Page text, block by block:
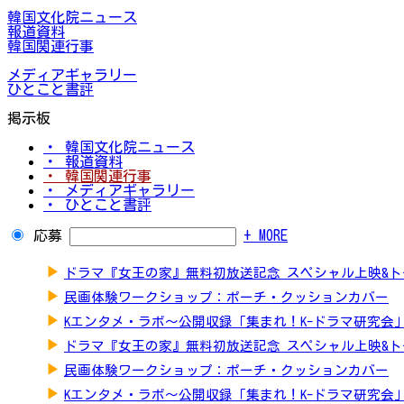
韓国文化院ニュース
報道資料
韓国関連行事
メディアギャラリー
ひとこと書評
掲示板
・ 韓国文化院ニュース
・ 報道資料
・ 韓国関連行事
・ メディアギャラリー
・ ひとこと書評
応募 + MORE
▶ ドラマ『女王の家』無料初放送記念 スペシャル上映&
▶ 民画体験ワークショップ：ポーチ・クッションカバー
▶ Kエンタメ・ラボ～公開収録「集まれ！K-ドラマ研究会」
▶ ドラマ『女王の家』無料初放送記念 スペシャル上映&
▶ 民画体験ワークショップ：ポーチ・クッションカバー
▶ Kエンタメ・ラボ～公開収録「集まれ！K-ドラマ研究会」